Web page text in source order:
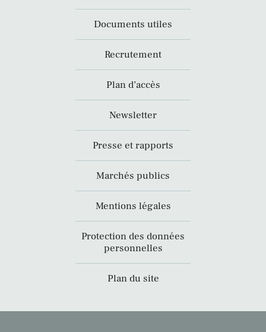
Documents utiles
Recrutement
Plan d’accès
Newsletter
Presse et rapports
Marchés publics
Mentions légales
Protection des données
personnelles
Plan du site